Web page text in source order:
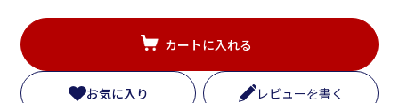
カートに入れる
お気に入り レビューを書く